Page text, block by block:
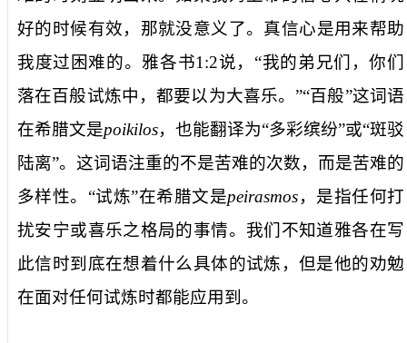
好的时候有效，那就没意义了。真信心是用来帮助
我度过困难的。雅各书1:2说， “我的弟兄们，你们
落在百般试炼中，都要以为大喜乐。”“百般”这词语
在希腊文是poikilos，也能翻译为“多彩缤纷”或“斑驳
陆离”。这词语注重的不是苦难的次数，而是苦难的
多样性。“试炼”在希腊文是peirasmos，是指任何打
扰安宁或喜乐之格局的事情。我们不知道雅各在写
此信时到底在想着什么具体的试炼，但是他的劝勉
在面对任何试炼时都能应用到。